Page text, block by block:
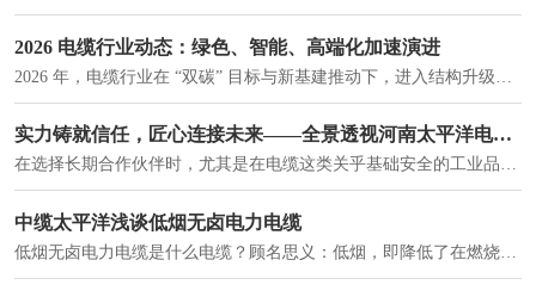
大清晰趋势，市场格局持续优化。
2026 电缆行业动态：绿色、智能、高端化加速演进
实力铸就信任，匠心连接未来——全景透视河南太平洋电缆厂
在选择长期合作伙伴时，尤其是在电缆这类关乎基础安全的工业品上，供应商的“内在实力”远比一纸报价单更重要。今天，我们邀请您“云参观”河南太平洋电缆厂，透过每一个细节，看我们如何将“可靠”二字，铸入每一米电缆。
中缆太平洋浅谈低烟无卤电力电缆
低烟无卤电力电缆是什么电缆？顾名思义：低烟，即降低了在燃烧时有害物体的产生；卤素对于人体来说是一种有毒气体，无卤就是没有毒气体的释放，通常是针对电缆遇火灾时而言的。低烟无卤电力电缆又可以称之为环保电缆，低烟无卤电缆大多数用于医院和对环境卫生要求比较严格的地方。